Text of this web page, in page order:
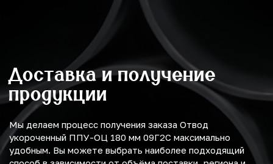
Доставка и получение
продукции
Мы делаем процесс получения заказа Отвод
укороченный ППУ-ОЦ 180 мм 09Г2С максимально
удобным. Вы можете выбрать наиболее подходящий